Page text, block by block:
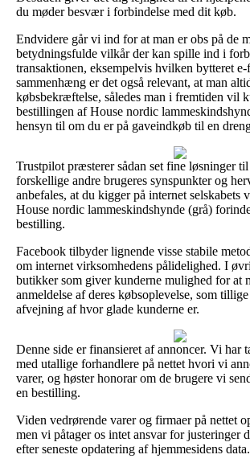
du møder besvær i forbindelse med dit køb.
Endvidere går vi ind for at man er obs på de
betydningsfulde vilkår der kan spille ind i
transaktionen, eksempelvis hvilken bytteret
sammenhæng er det også relevant, at man
købsbekræftelse, således man i fremtiden vil
bestillingen af House nordic
hensyn til om du er på gaveindkøb til en
Trustpilot præsterer sådan set fine løsninger
forskellige andre brugeres synspunkter og
anbefales, at du kigger på internet selskabets
House nordic lammeskindshynde (grå)
bestilling.
Facebook tilbyder lignende visse stabile
om internet virksomhedens pålidelighed. I
butikker som giver kunderne mulighed for at
anmeldelse af deres købsoplevelse, som
afvejning af hvor glade kunderne er.
Denne side er finansieret af annoncer. Vi har
med utallige forhandlere på nettet hvori vi
varer, og høster honorar om de brugere vi
en bestilling.
Viden vedrørende varer og firmaer på nettet
men vi påtager os intet ansvar for justeringer
efter seneste opdatering af hjemmesidens data.